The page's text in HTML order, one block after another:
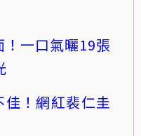
一口氣曬19張
！網紅裴仁圭